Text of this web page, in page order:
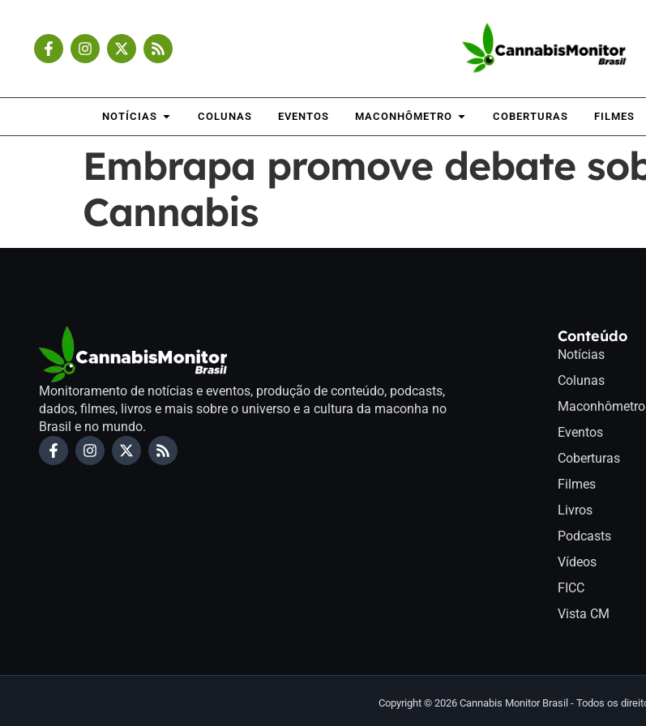
NOTÍCIAS COLUNAS EVENTOS MACONHÔMETRO COBERTURAS FILMES
Embrapa promove debate
Cannabis
Monitoramento de notícias e eventos, produção de conteúdo, podcasts,
dados, filmes, livros e mais sobre o universo e a cultura da maconha no
Brasil e no mundo.
Conteúdo
Notícias
Colunas
Maconhômetro
Eventos
Coberturas
Filmes
Livros
Podcasts
Vídeos
FICC
Vista CM
Copyright © 2026 Cannabis Monitor Brasil - Todos os